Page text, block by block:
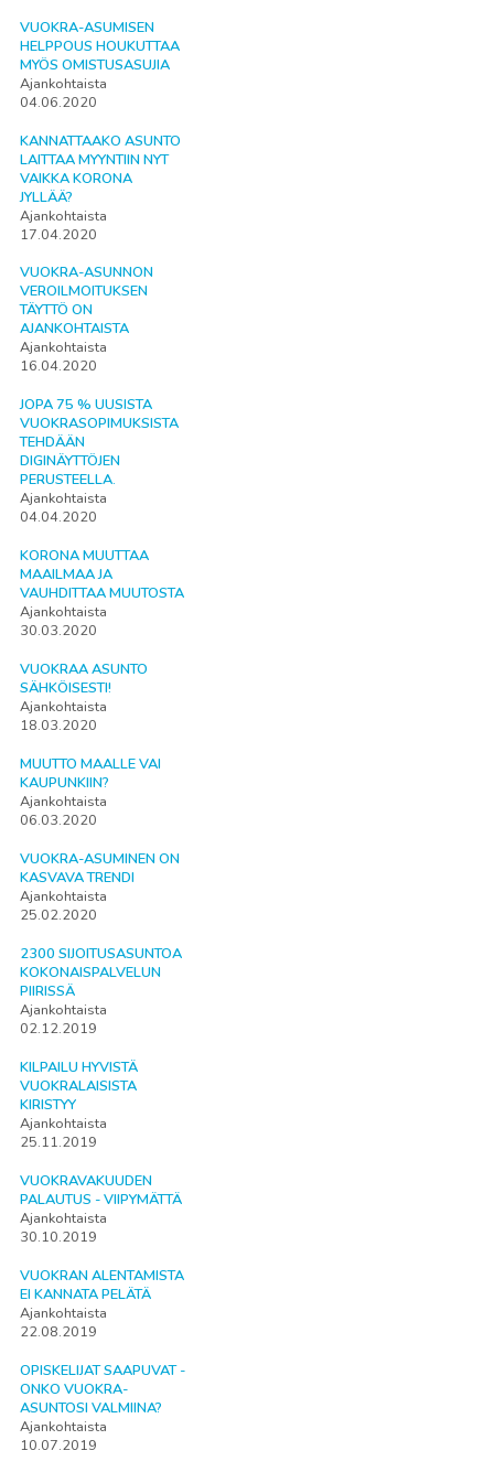
VUOKRA-ASUMISEN
HELPPOUS HOUKUTTAA
MYÖS OMISTUSASUJIA
Ajankohtaista
04.06.2020
KANNATTAAKO ASUNTO
LAITTAA MYYNTIIN NYT
VAIKKA KORONA
JYLLÄÄ?
Ajankohtaista
17.04.2020
VUOKRA-ASUNNON
VEROILMOITUKSEN
TÄYTTÖ ON
AJANKOHTAISTA
Ajankohtaista
16.04.2020
JOPA 75 % UUSISTA
VUOKRASOPIMUKSISTA
TEHDÄÄN
DIGINÄYTTÖJEN
PERUSTEELLA.
Ajankohtaista
04.04.2020
KORONA MUUTTAA
MAAILMAA JA
VAUHDITTAA MUUTOSTA
Ajankohtaista
30.03.2020
VUOKRAA ASUNTO
SÄHKÖISESTI!
Ajankohtaista
18.03.2020
MUUTTO MAALLE VAI
KAUPUNKIIN?
Ajankohtaista
06.03.2020
VUOKRA-ASUMINEN ON
KASVAVA TRENDI
Ajankohtaista
25.02.2020
2300 SIJOITUSASUNTOA
KOKONAISPALVELUN
PIIRISSÄ
Ajankohtaista
02.12.2019
KILPAILU HYVISTÄ
VUOKRALAISISTA
KIRISTYY
Ajankohtaista
25.11.2019
VUOKRAVAKUUDEN
PALAUTUS - VIIPYMÄTTÄ
Ajankohtaista
30.10.2019
VUOKRAN ALENTAMISTA
EI KANNATA PELÄTÄ
Ajankohtaista
22.08.2019
OPISKELIJAT SAAPUVAT -
ONKO VUOKRA-
ASUNTOSI VALMIINA?
Ajankohtaista
10.07.2019